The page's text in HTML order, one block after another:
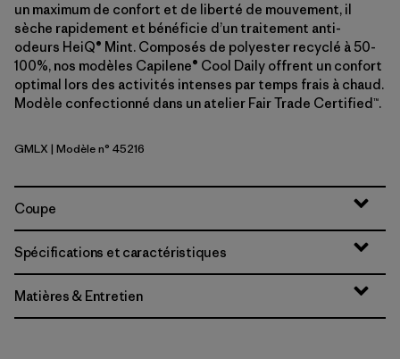
un maximum de confort et de liberté de mouvement, il
sèche rapidement et bénéficie d’un traitement anti-
odeurs HeiQ® Mint. Composés de polyester recyclé à 50-
100%, nos modèles Capilene® Cool Daily offrent un confort
optimal lors des activités intenses par temps frais à chaud.
Modèle confectionné dans un atelier Fair Trade Certified™.
Gem Green - Light Gem Green X-Dye
GMLX | Modèle n° 45216
Coupe
Spécifications et caractéristiques
Matières & Entretien